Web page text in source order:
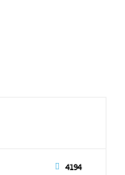
4194